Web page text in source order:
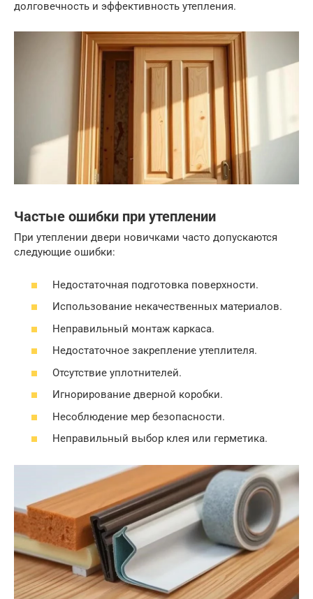
долговечность и эффективность утепления.
Частые ошибки при утеплении
При утеплении двери новичками часто допускаются
следующие ошибки:
Недостаточная подготовка поверхности.
Использование некачественных материалов.
Неправильный монтаж каркаса.
Недостаточное закрепление утеплителя.
Отсутствие уплотнителей.
Игнорирование дверной коробки.
Несоблюдение мер безопасности.
Неправильный выбор клея или герметика.